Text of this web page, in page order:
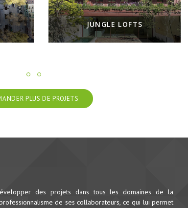
JUNGLE LOFTS
PLUS DE PROJETS
des projets dans tous les domaines de la
de ses collaborateurs, ce qui lui permet